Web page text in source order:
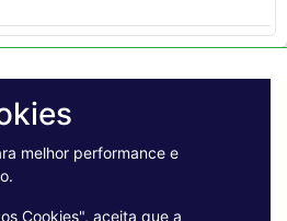
melhor performance e
Cookies", aceita que a